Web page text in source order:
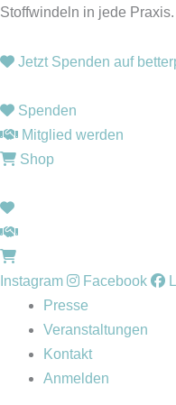
Zum
springen
Stoffwindeln in jede
Jetzt Spenden auf
Spenden
Mitglied werden
Shop
Instagram Facebook
Presse
Veranstaltungen
Kontakt
Anmelden